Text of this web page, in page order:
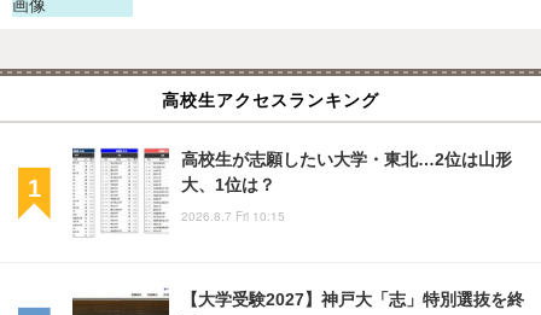
高校生アクセスランキング
高校生が志願したい大学・東北…2位は山形
大、1位は？
2026.8.7 Fri 10:15
【大学受験2027】神戸大「志」特別選抜を終